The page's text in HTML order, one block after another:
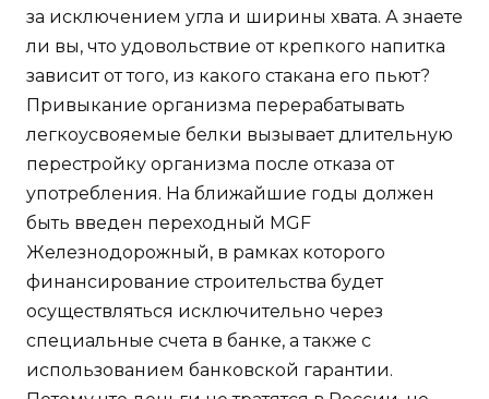
за исключением угла и ширины хвата. А знаете
ли вы, что удовольствие от крепкого напитка
зависит от того, из какого стакана его пьют?
Привыкание организма перерабатывать
легкоусвояемые белки вызывает длительную
перестройку организма после отказа от
употребления. На ближайшие годы должен
быть введен переходный MGF
Железнодорожный, в рамках которого
финансирование строительства будет
осуществляться исключительно через
специальные счета в банке, а также с
использованием банковской гарантии.